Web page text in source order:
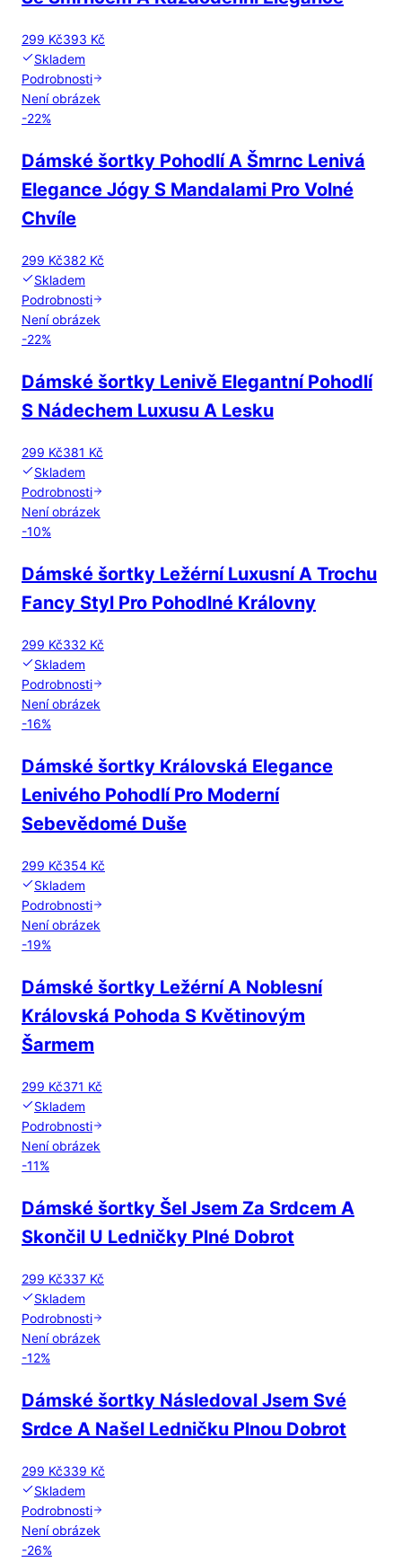
299 Kč393 Kč
Skladem
Podrobnosti
Není obrázek
-22%
Dámské šortky Pohodlí A Šmrnc Lenivá
Elegance Jógy S Mandalami Pro Volné
Chvíle
299 Kč382 Kč
Skladem
Podrobnosti
Není obrázek
-22%
Dámské šortky Lenivě Elegantní Pohodlí
S Nádechem Luxusu A Lesku
299 Kč381 Kč
Skladem
Podrobnosti
Není obrázek
-10%
Dámské šortky Ležérní Luxusní A Trochu
Fancy Styl Pro Pohodlné Královny
299 Kč332 Kč
Skladem
Podrobnosti
Není obrázek
-16%
Dámské šortky Královská Elegance
Lenivého Pohodlí Pro Moderní
Sebevědomé Duše
299 Kč354 Kč
Skladem
Podrobnosti
Není obrázek
-19%
Dámské šortky Ležérní A Noblesní
Královská Pohoda S Květinovým
Šarmem
299 Kč371 Kč
Skladem
Podrobnosti
Není obrázek
-11%
Dámské šortky Šel Jsem Za Srdcem A
Skončil U Ledničky Plné Dobrot
299 Kč337 Kč
Skladem
Podrobnosti
Není obrázek
-12%
Dámské šortky Následoval Jsem Své
Srdce A Našel Ledničku Plnou Dobrot
299 Kč339 Kč
Skladem
Podrobnosti
Není obrázek
-26%